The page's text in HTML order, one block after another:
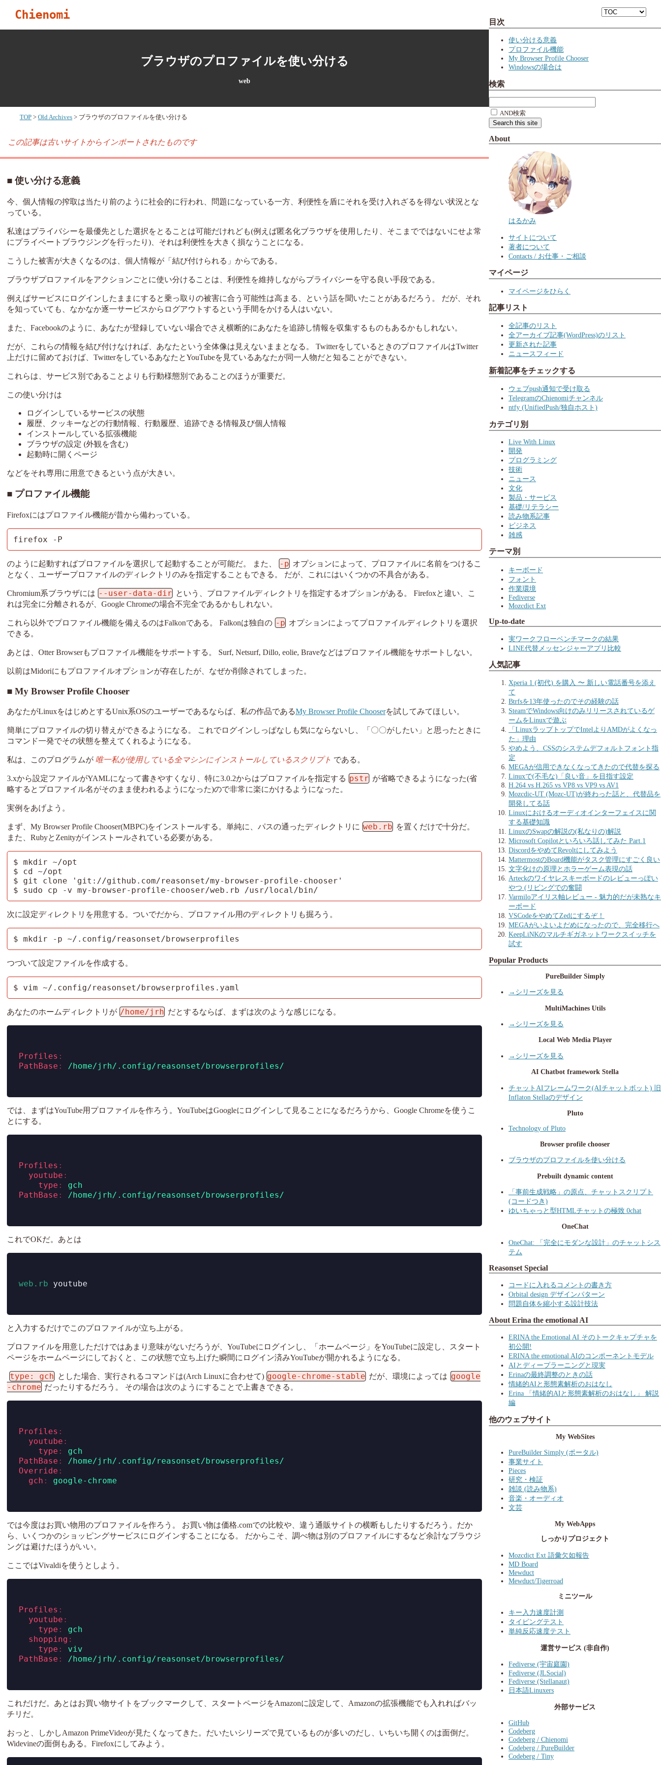
Chienomi
ブラウザのプロファイルを使い分ける
web
TOP Old Archives ブラウザのプロファイルを使い分ける
この記事は古いサイトからインポートされたものです
使い分ける意義
今、個人情報の搾取は当たり前のように社会的に行われ、問題になっている一方、利便性を盾にそれを受け入れざるを得ない状況とな
っている。
私達はプライバシーを最優先とした選択をとることは可能だけれども(例えば匿名化ブラウザを使用したり、そこまでではないにせよ常
にプライベートブラウジングを行ったり)、それは利便性を大きく損なうことになる。
こうした被害が大きくなるのは、個人情報が「結び付けられる」からである。
ブラウザプロファイルをアクションごとに使い分けることは、利便性を維持しながらプライバシーを守る良い手段である。
例えばサービスにログインしたままにすると乗っ取りの被害に合う可能性は高まる、という話を聞いたことがあるだろう。 だが、それ
を知っていても、なかなか逐一サービスからログアウトするという手間をかける人はいない。
また、Facebookのように、あなたが登録していない場合でさえ横断的にあなたを追跡し情報を収集するものもあるかもしれない。
だが、これらの情報を結び付けなければ、あなたという全体像は見えないままとなる。 TwitterをしているときのプロファイルはTwitter
上だけに留めておけば、TwitterをしているあなたとYouTubeを見ているあなたが同一人物だと知ることができない。
これらは、サービス別であることよりも行動様態別であることのほうが重要だ。
この使い分けは
ログインしているサービスの状態
履歴、クッキーなどの行動情報、行動履歴、追跡できる情報及び個人情報
インストールしている拡張機能
ブラウザの設定 (外観を含む)
起動時に開くページ
などをそれ専用に用意できるという点が大きい。
プロファイル機能
Firefoxにはプロファイル機能が昔から備わっている。
firefox -P
のように起動すればプロファイルを選択して起動することが可能だ。 また、 -p オプションによって、プロファイルに名前をつけるこ
となく、ユーザープロファイルのディレクトリのみを指定することもできる。 だが、これにはいくつかの不具合がある。
Chromium系ブラウザには --user-data-dir という、プロファイルディレクトリを指定するオプションがある。 Firefoxと違い、こ
れは完全に分離されるが、Google Chromeの場合不完全であるかもしれない。
これら以外でプロファイル機能を備えるのはFalkonである。 Falkonは独自の -p オプションによってプロファイルディレクトリを選択
できる。
あとは、Otter Browserもプロファイル機能をサポートする。 Surf, Netsurf, Dillo, eolie, Braveなどはプロファイル機能をサポートしない。
以前はMidoriにもプロファイルオプションが存在したが、なぜか削除されてしまった。
My Browser Profile Chooser
あなたがLinuxをはじめとするUnix系OSのユーザーであるならば、私の作品であるMy Browser Profile Chooserを試してみてほしい。
簡単にプロファイルの切り替えができるようになる。 これでログインしっぱなしも気にならないし、「〇〇がしたい」と思ったときに
コマンド一発でその状態を整えてくれるようになる。
私は、このプログラムが 唯一私が使用している全マシンにインストールしているスクリプト である。
3.xから設定ファイルがYAMLになって書きやすくなり、特に3.0.2からはプロファイルを指定する pstr が省略できるようになった(省
略するとプロファイル名がそのまま使われるようになった)ので非常に楽にかけるようになった。
実例をあげよう。
まず、My Browser Profile Chooser(MBPC)をインストールする。単純に、パスの通ったディレクトリに web.rb を置くだけで十分だ。
また、RubyとZenityがインストールされている必要がある。
$ mkdir ~/opt
$ cd ~/opt
$ git clone 'git://github.com/reasonset/my-browser-profile-chooser'
$ sudo cp -v my-browser-profile-chooser/web.rb /usr/local/bin/
次に設定ディレクトリを用意する。ついでだから、プロファイル用のディレクトリも掘ろう。
$ mkdir -p ~/.config/reasonset/browserprofiles
つづいて設定ファイルを作成する。
$ vim ~/.config/reasonset/browserprofiles.yaml
あなたのホームディレクトリが /home/jrh だとするならば、まずは次のような感じになる。
Profiles :
PathBase : /home/jrh/.config/reasonset/browserprofiles/
では、まずはYouTube用プロファイルを作ろう。YouTubeはGoogleにログインして見ることになるだろうから、Google Chromeを使うこ
とにする。
Profiles :
youtube :
type :
gch
PathBase : /home/jrh/.config/reasonset/browserprofiles/
これでOKだ。あとは
web.rb youtube
と入力するだけでこのプロファイルが立ち上がる。
プロファイルを用意しただけではあまり意味がないだろうが、YouTubeにログインし、「ホームページ」をYouTubeに設定し、スタート
ページをホームページにしておくと、この状態で立ち上げた瞬間にログイン済みYouTubeが開かれるようになる。
type: gch とした場合、実行されるコマンドは(Arch Linuxに合わせて) google-chrome-stable だが、環境によっては google
-chrome だったりするだろう。 その場合は次のようにすることで上書きできる。
Profiles :
youtube :
type :
gch
PathBase :
/home/jrh/.config/reasonset/browserprofiles/
Override :
gch : google-chrome
では今度はお買い物用のプロファイルを作ろう。 お買い物は価格.comでの比較や、違う通販サイトの横断もしたりするだろう。だか
ら、いくつかのショッピングサービスにログインすることになる。 だからこそ、調べ物は別のプロファイルにするなど余計なブラウジ
ングは避けたほうがいい。
ここではVivaldiを使うとしよう。
Profiles :
youtube :
type :
gch
shopping :
type :
viv
PathBase : /home/jrh/.config/reasonset/browserprofiles/
これだけだ。あとはお買い物サイトをブックマークして、スタートページをAmazonに設定して、Amazonの拡張機能でも入れればバッ
チリだ。
おっと、しかしAmazon PrimeVideoが見たくなってきた。だいたいシリーズで見ているものが多いのだし、いちいち開くのは面倒だ。
Widevineの面倒もある。Firefoxにしてみよう。
目次
使い分ける意義
プロファイル機能
My Browser Profile Chooser
Windowsの場合は
検索
AND検索
About
はるかみ
サイトについて
著者について
Contacts / お仕事・ご相談
マイページ
マイページをひらく
記事リスト
全記事のリスト
全アーカイブ記事(WordPress)のリスト
更新された記事
ニュースフィード
新着記事をチェックする
ウェブpush通知で受け取る
TelegramのChienomiチャンネル
ntfy (UnifiedPush/独自ホスト)
カテゴリ別
Live With Linux
開発
プログラミング
技術
ニュース
文化
製品・サービス
基礎/リテラシー
読み物系記事
ビジネス
雑感
テーマ別
キーボード
フォント
作業環境
Fediverse
Mozcdict Ext
Up-to-date
実ワークフローベンチマークの結果
LINE代替メッセンジャーアプリ比較
人気記事
Xperia 1 (初代) を購入 〜 新しい電話番号を添え
て
Btrfsを13年使ったのでその経験の話
SteamでWindows向けのみリリースされているゲ
ームをLinuxで遊ぶ
「LinuxラップトップでIntelよりAMDがよくなっ
た」理由
やめよう、CSSのシステムデフォルトフォント指
定
MEGAが信用できなくなってきたので代替を探る
Linuxで(不毛な)「良い音」を目指す設定
H.264 vs H.265 vs VP8 vs VP9 vs AV1
Mozcdic-UT (Mozc-UT)が終わった話と、代替品を
開発してる話
Linuxにおけるオーディオインターフェイスに関
する基礎知識
LinuxのSwapの解説の(私なりの)解説
Microsoft Copilotといろいろ話してみた Part.1
DiscordをやめてRevoltにしてみよう
MattermostのBoard機能がタスク管理にすごく良い
文字化けの原理とホラーゲーム表現の話
Arteckのワイヤレスキーボードのレビューっぽい
やつ (リビングでの奮闘
Varmiloアイリス軸レビュー - 魅力的だが未熟なキ
ーボード
VSCodeをやめてZedにするぞ！
MEGAがいよいよだめになったので、完全移行へ
KeepLiNKのマルチギガネットワークスイッチを
試す
Popular Products
PureBuilder Simply
→シリーズを見る
MultiMachines Utils
→シリーズを見る
Local Web Media Player
→シリーズを見る
AI Chatbot framework Stella
チャットAIフレームワーク(AIチャットボット) 旧
Inflaton Stellaのデザイン
Pluto
Technology of Pluto
Browser profile chooser
ブラウザのプロファイルを使い分ける
Prebuilt dynamic content
「事前生成戦略」の原点、チャットスクリプト
(コードつき)
ゆいちゃっと型HTMLチャットの極致 0chat
OneChat
OneChat: 「完全にモダンな設計」のチャットシス
テム
Reasonset Special
コードに入れるコメントの書き方
Orbital design デザインパターン
問題自体を縮小する設計技法
About Erina the emotional AI
ERINA the Emotional AI そのトークキャプチャを
初公開!
ERINA the emotional AIのコンポーネントモデル
AIとディープラーニングと現実
Erinaの最終調整のときの話
情緒的AIと形態素解析のおはなし
Erina 「情緒的AIと形態素解析のおはなし」 解説
編
他のウェブサイト
My WebSites
PureBuilder Simply (ポータル)
事業サイト
Pieces
研究・検証
雑談 (読み物系)
音楽・オーディオ
文芸
My WebApps
しっかりプロジェクト
Mozcdict Ext 語彙欠如報告
MD Board
Mewduct
Mewduct/Tigerroad
ミニツール
キー入力速度計測
タイピングテスト
単純反応速度テスト
運営サービス (非自作)
Fediverse (宇宙庭園)
Fediverse (JLSocial)
Fediverse (Stellanaut)
日本語Linuxers
外部サービス
GitHub
Codeberg
Codeberg / Chienomi
Codeberg / PureBuilder
Codeberg / Tiny